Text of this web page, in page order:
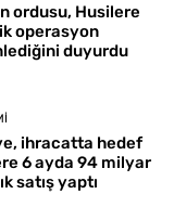
ordusu, Husilere
operasyon
duyurdu
ihracatta hedef
6 ayda 94 milyar
satış yaptı